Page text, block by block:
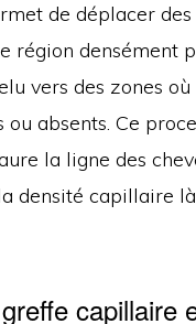
de déplacer
région densément
vers des zones
absents. Ce
la ligne des
densité capillaire là
capillaire